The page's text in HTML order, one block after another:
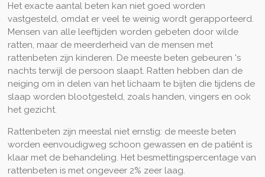
Het exacte aantal beten kan niet goed worden
vastgesteld, omdat er veel te weinig wordt gerapporteerd.
Mensen van alle leeftijden worden gebeten door wilde
ratten, maar de meerderheid van de mensen met
rattenbeten zijn kinderen. De meeste beten gebeuren 's
nachts terwijl de persoon slaapt. Ratten hebben dan de
neiging om in delen van het lichaam te bijten die tijdens de
slaap worden blootgesteld, zoals handen, vingers en ook
het gezicht.
Rattenbeten zijn meestal niet ernstig: de meeste beten
worden eenvoudigweg schoon gewassen en de patiënt is
klaar met de behandeling. Het besmettingspercentage van
rattenbeten is met ongeveer 2% zeer laag.